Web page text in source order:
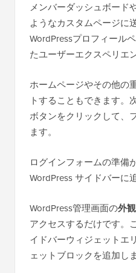
メンバーダッシュボード
ようなカスタムページに
WordPressプロフィール
たユーザーエクスペリエ
ホームページやその他の
トすることもできます。
ボタンをクリックして、
ます。
ログインフォームの準備
WordPress サイドバーに
WordPress管理画面の外
アクセスするだけです。
イドバーウィジェットエ
ェットブロックを追加しま